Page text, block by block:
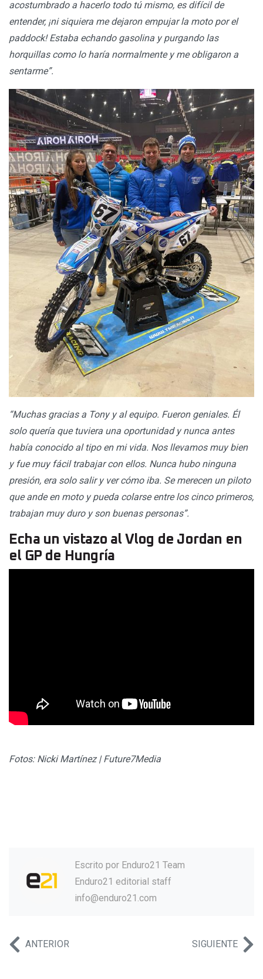
acostumbrado a hacerlo todo tú mismo, es difícil de
entender, ¡ni siquiera me dejaron empujar la moto por el
paddock! Estaba echando gasolina y purgando las
horquillas como lo haría normalmente y me obligaron a
sentarme”.
“Muchas gracias a Tony y al equipo. Fueron geniales. Él
solo quería que tuviera una oportunidad y nunca antes
había conocido al tipo en mi vida. Nos llevamos muy bien
y fue muy fácil trabajar con ellos. Nunca hubo ninguna
presión, era solo salir y ver cómo iba. Se merecen un piloto
que ande en moto y pueda colarse entre los cinco primeros,
trabajan muy duro y son buenas personas”.
Echa un vistazo al Vlog de Jordan en
el GP de Hungría
Fotos: Nicki Martínez | Future7Media
Escrito por Enduro21 Team
Enduro21 editorial staff
info@enduro21.com
ANTERIOR SIGUIENTE